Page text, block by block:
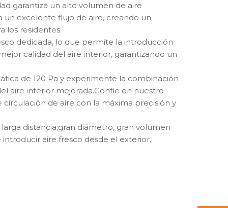
garantiza un alto volumen de aire
un excelente flujo de aire, creando un
los residentes.
dedicada, lo que permite la introducción
calidad del aire interior, garantizando un
de 120 Pa y experimente la combinación
aire interior mejorada.Confíe en nuestro
de aire con la máxima precisión y
distancia;gran diámetro, gran volumen
aire fresco desde el exterior.